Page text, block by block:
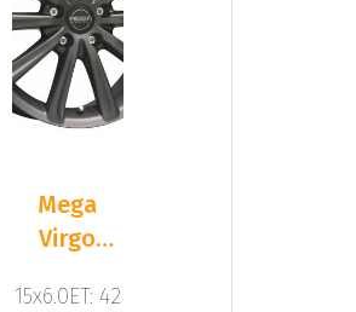
Mega
Virgo
15x6.0ET: 42